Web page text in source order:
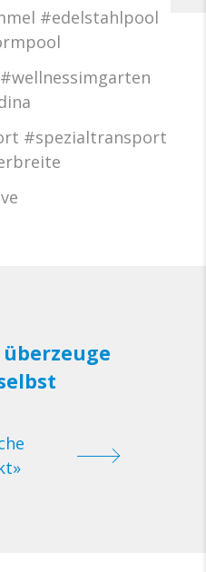
#edelstahlpool
#spezialtransport